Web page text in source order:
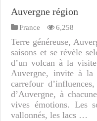
Auvergne région
France 6,258
Terre généreuse,
saisons et se révèle
d’un volcan à la
Auvergne, invite à la
carrefour
d’Auvergne, à
vives émotions. Les
vallonnés, les lacs …